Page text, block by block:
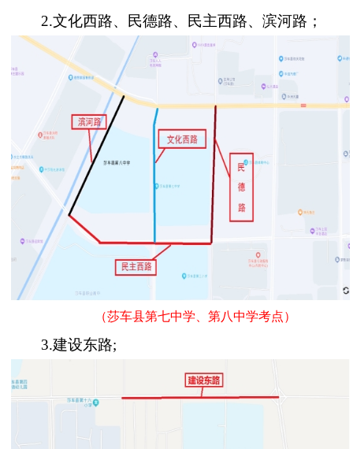
2.文化西路、民德路、民主西路、滨河路；
（莎车县第七中学、第八中学考点）
3.建设东路;